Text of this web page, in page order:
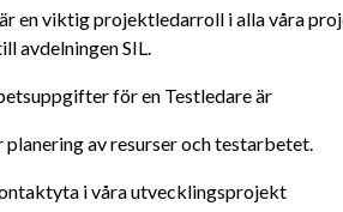
en viktig projektledarroll i alla våra
avdelningen SIL.
för en Testledare är
planering av resurser och testarbetet.
i våra utvecklingsprojekt